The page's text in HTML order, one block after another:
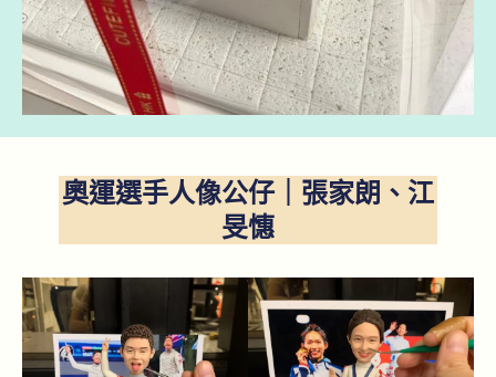
奧運選手人像公仔｜張家朗、江
旻憓